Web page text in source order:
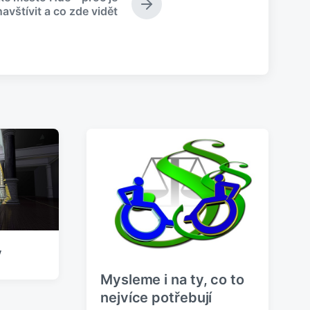
N
á
p
ř
í
s
p
ě
v
:
a co zde vidět
Mysleme i na ty, co to
nejvíce potřebují